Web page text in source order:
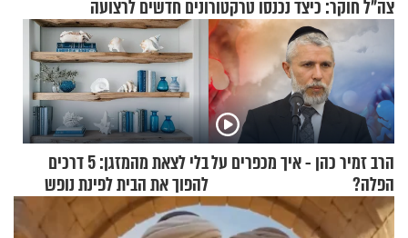
צה"ל חוקר: כיצד נכנסו טרקטורונים חדשים לרצועה
הרב זמיר כהן - איך מכפרים על
הפלה?
בלי לצאת מהמזגן: 5 דרכים
להפוך את הבית לפינת נופש
מעוצבת